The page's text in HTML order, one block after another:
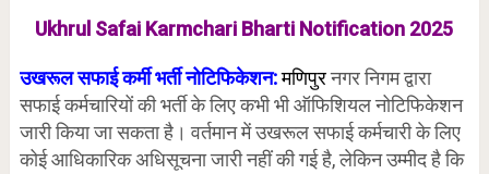
Ukhrul Safai Karmchari Bharti Notification 2025
उखरूल सफाई कर्मी भर्ती नोटिफिकेशन:मणिपुरनगर निगम द्वारा
सफाई कर्मचारियों की भर्ती के लिए कभी भी ऑफिशियल नोटिफिकेशन
जारी किया जा सकता है। वर्तमान में उखरूल सफाई कर्मचारी के लिए
कोई आधिकारिक अधिसूचना जारी नहीं की गई है, लेकिन उम्मीद है कि